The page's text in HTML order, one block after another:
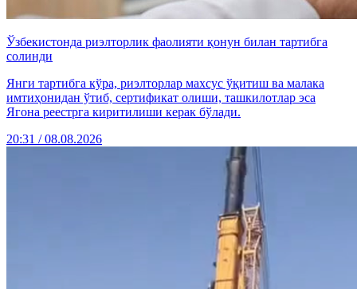
Ўзбекистонда риэлторлик фаолияти қонун билан тартибга
солинди
Янги тартибга кўра, риэлторлар махсус ўқитиш ва малака
имтиҳонидан ўтиб, сертификат олиши, ташкилотлар эса
Ягона реестрга киритилиши керак бўлади.
20:31 / 08.08.2026